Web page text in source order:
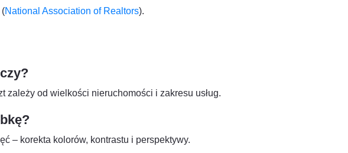
National Association of Realtors).
zależy od wielkości nieruchomości i zakresu usług.
– korekta kolorów, kontrastu i perspektywy.